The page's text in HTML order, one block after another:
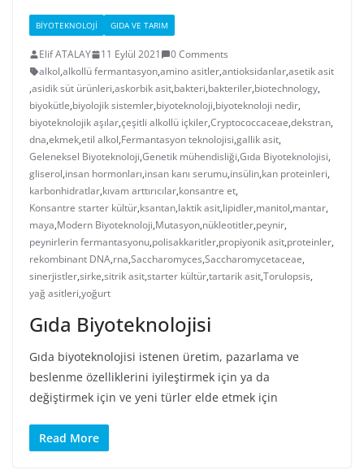
BIYOTEKNOLOJI GIDA VE TARIM
Elif ATALAY 11 Eylül 2021
0 Comments
alkol,alkollü fermantasyon,amino asitler,antioksidanlar,asetik asit
,asidik süt ürünleri,askorbik asit,bakteri,bakteriler,biotechnology,
biyokütle,biyolojik sistemler,biyoteknoloji,biyoteknoloji nedir,
biyoteknolojik aşılar,çeşitli alkollü içkiler,Cryptococcaceae,dekstran,
dna,ekmek,etil alkol,Fermantasyon teknolojisi,gallik asit,
Geleneksel Biyoteknoloji,Genetik mühendisliği,Gıda Biyoteknolojisi,
gliserol,insan hormonları,insan kanı serumu,insülin,kan proteinleri,
karbonhidratlar,kıvam arttırıcılar,konsantre et,
Konsantre starter kültür,ksantan,laktik asit,lipidler,manitol,mantar,
maya,Modern Biyoteknoloji,Mutasyon,nükleotitler,peynir,
peynirlerin fermantasyonu,polisakkaritler,propiyonik asit,proteinler,
rekombinant DNA,rna,Saccharomyces,Saccharomycetaceae,
sinerjistler,sirke,sitrik asit,starter kültür,tartarik asit,Torulopsis,
yağ asitleri,yoğurt
Gıda Biyoteknolojisi
Gıda biyoteknolojisi istenen üretim, pazarlama ve
beslenme özelliklerini iyileştirmek için ya da
değiştirmek için ve yeni türler elde etmek için
Read More